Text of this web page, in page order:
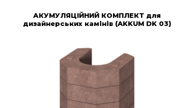
АКУМУЛЯЦІЙНИЙ КОМПЛЕКТ для
дизайнерських камінів (AKKUM DK 03)